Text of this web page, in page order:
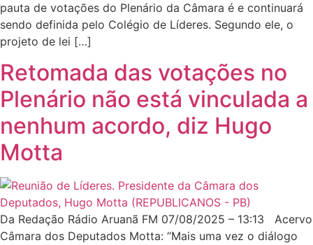
pauta de votações do Plenário da Câmara é e continuará
sendo definida pelo Colégio de Líderes. Segundo ele, o
projeto de lei […]
Retomada das votações no
Plenário não está vinculada a
nenhum acordo, diz Hugo
Motta
Da Redação Rádio Aruanã FM 07/08/2025 – 13:13 Acervo
Câmara dos Deputados Motta: “Mais uma vez o diálogo